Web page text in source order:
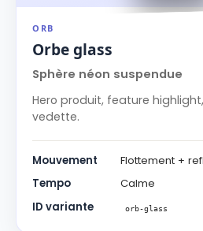
ORB
Orbe glass
Sphère néon suspendue
Hero produit, feature
vedette.
Mouvement
Flottement +
Tempo
Calme
ID variante
orb-glass